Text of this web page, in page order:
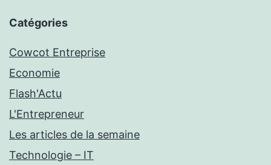
Catégories
Cowcot Entreprise
Economie
Flash'Actu
L'Entrepreneur
Les articles de la semaine
Technologie – IT